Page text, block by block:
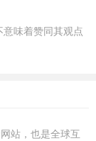
味着赞同其观点
站，也是全球互